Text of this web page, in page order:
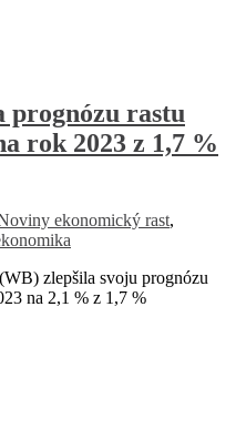
prognózu rastu
rok 2023 z 1,7 %
ekonomický rast,
zlepšila svoju prognózu
na 2,1 % z 1,7 %